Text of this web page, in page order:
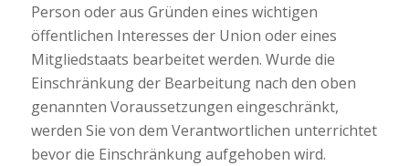
Person oder aus Gründen eines wichtigen
öffentlichen Interesses der Union oder eines
Mitgliedstaats bearbeitet werden. Wurde die
Einschränkung der Bearbeitung nach den oben
genannten Voraussetzungen eingeschränkt,
werden Sie von dem Verantwortlichen unterrichtet
bevor die Einschränkung aufgehoben wird.